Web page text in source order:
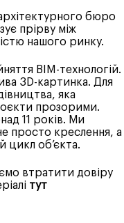
бюро
прірву між
нашого ринку.
BIM-технологій.
3D-картинка. Для
яка
прозорими.
11 років. Ми
просто креслення, а
цикл об’єкта.
втратити довіру
тут